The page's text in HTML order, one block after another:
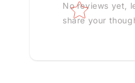
No reviews yet,
share your